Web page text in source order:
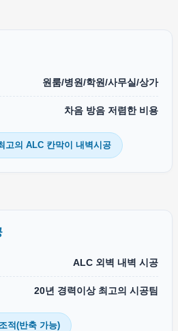
원룸/병원/학원/사무실/상가
차음 방음 저렴한 비용
고의 ALC 칸막이 내벽시공
ALC 외벽 내벽 시공
20년 경력이상 최고의 시공팀
적(반축 가능)